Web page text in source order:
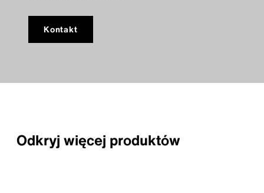
Kontakt
Odkryj więcej produktów